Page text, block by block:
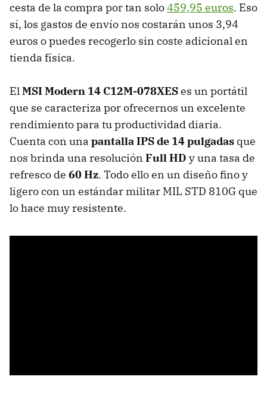
cesta de la compra por tan solo459,95 euros. Eso
sí, los gastos de envío nos costarán unos 3,94
euros o puedes recogerlo sin coste adicional en
tienda física.
ElMSI Modern 14 C12M-078XESes un portátil
que se caracteriza por ofrecernos un excelente
rendimiento para tu productividad diaria.
Cuenta con una pantalla IPS de 14 pulgadas que
nos brinda una resolución Full HD y una tasa de
refresco de 60 Hz. Todo ello en un diseño fino y
ligero con un estándar militar MIL STD 810G que
lo hace muy resistente.